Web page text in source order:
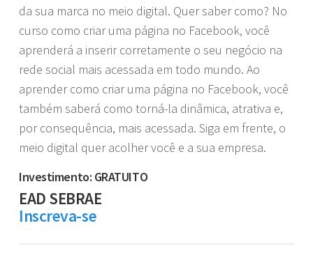
da sua marca no meio digital. Quer saber como? No
curso como criar uma página no Facebook, você
aprenderá a inserir corretamente o seu negócio na
rede social mais acessada em todo mundo. Ao
aprender como criar uma página no Facebook, você
também saberá como torná-la dinâmica, atrativa e,
por consequência, mais acessada. Siga em frente, o
meio digital quer acolher você e a sua empresa.
Investimento: GRATUITO
EAD SEBRAE
Inscreva-se